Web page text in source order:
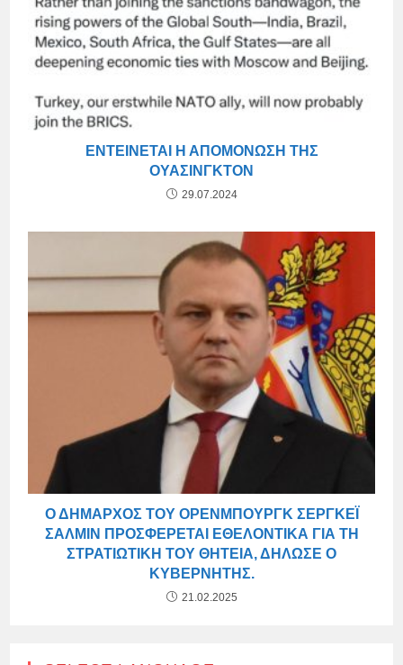
ΕΝΤΕΊΝΕΤΑΙ Η ΑΠΟΜΌΝΩΣΗ ΤΗΣ
ΟΥΆΣΙΝΓΚΤΟΝ
29.07.2024
Ο ΔΉΜΑΡΧΟΣ ΤΟΥ ΌΡΕΝΜΠΟΥΡΓΚ ΣΕΡΓΚΈΙ
ΣΑΛΜΊΝ ΠΡΟΣΦΈΡΕΤΑΙ ΕΘΕΛΟΝΤΙΚΆ ΓΙΑ ΤΗ
ΣΤΡΑΤΙΩΤΙΚΉ ΤΟΥ ΘΗΤΕΊΑ, ΔΉΛΩΣΕ Ο
ΚΥΒΕΡΝΉΤΗΣ.
21.02.2025